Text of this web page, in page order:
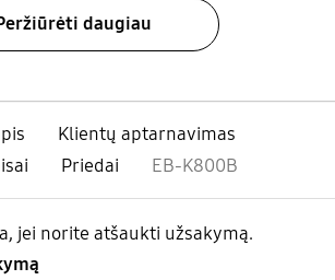
daugiau
Klientų aptarnavimas
Priedai EB-K800B
jei norite atšaukti užsakymą.